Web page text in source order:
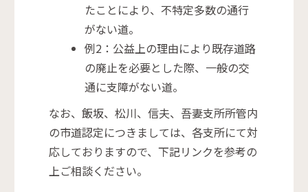
たことにより、不特定多数の通行
がない道。
例2：公益上の理由により既存道路
の廃止を必要とした際、一般の交
通に支障がない道。
なお、飯坂、松川、信夫、吾妻支所所管内
の市道認定につきましては、各支所にて対
応しておりますので、下記リンクを参考の
上ご相談ください。